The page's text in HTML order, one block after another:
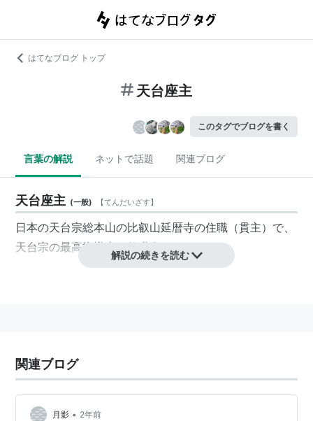
はてなブログ トップ
天台座主
このタグでブログを書く
言葉の解説 ネットで話題 関連ブログ
天台座主 (一般) 【てんだいざす】
日本の天台宗総本山の比叡山延暦寺の住職（貫主）で、
天台宗の最高指導者の役職名。
解説の続きを読む
関連ブログ
月影 • 2年前